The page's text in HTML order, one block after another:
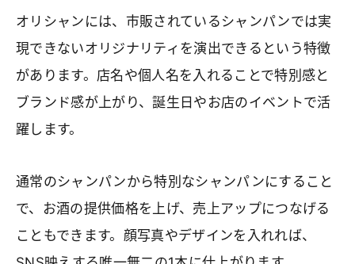
オリシャンには、市販されているシャンパンでは実
現できないオリジナリティを演出できるという特徴
があります。店名や個人名を入れることで特別感と
ブランド感が上がり、誕生日やお店のイベントで活
躍します。
通常のシャンパンから特別なシャンパンにすること
で、お酒の提供価格を上げ、売上アップにつなげる
こともできます。顔写真やデザインを入れれば、